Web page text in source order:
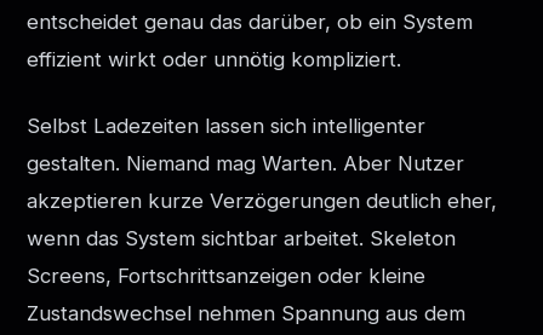
entscheidet genau das darüber, ob ein System
effizient wirkt oder unnötig kompliziert.
Selbst Ladezeiten lassen sich intelligenter
gestalten. Niemand mag Warten. Aber Nutzer
akzeptieren kurze Verzögerungen deutlich eher,
wenn das System sichtbar arbeitet. Skeleton
Screens, Fortschrittsanzeigen oder kleine
Zustandswechsel nehmen Spannung aus dem